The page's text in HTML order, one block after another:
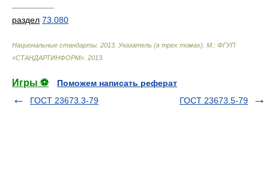
—————
раздел 73.080
Национальные стандарты. 2013. Указатель (в трех томах). М.: ФГУП
«СТАНДАРТИНФОРМ» 2013
Игры ⚽
Поможем написать реферат
ГОСТ 23673.3-79
ГОСТ 23673.5-79